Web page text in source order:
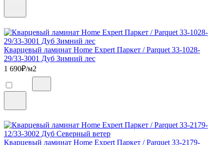
Кварцевый ламинат Home Expert Паркет / Parquet 33-1028-
29/33-3001 Дуб Зимний лес
1 690₽/м2
Кварцевый ламинат Home Expert Паркет / Parquet 33-2179-